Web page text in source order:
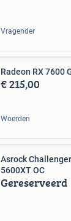
Vragender
Radeon RX 7600
€ 215,00
Woerden
Asrock
5600XT OC
Gereserveerd